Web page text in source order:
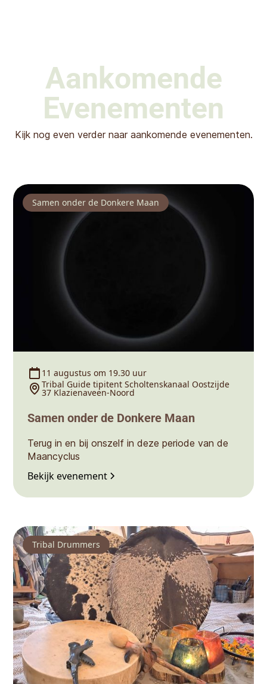
Aankomende
Evenementen
Kijk nog even verder naar aankomende evenementen.
Samen onder de Donkere Maan
11 augustus om 19.30 uur
Tribal Guide tipitent Scholtenskanaal Oostzijde
37 Klazienaveen-Noord
Samen onder de Donkere Maan
Terug in en bij onszelf in deze periode van de
Maancyclus
Bekijk evenement
Tribal Drummers